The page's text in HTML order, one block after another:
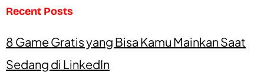
Recent Posts
8 Game Gratis yang Bisa Kamu Mainkan Saat
Sedang di LinkedIn